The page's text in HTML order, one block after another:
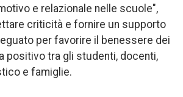
e relazionale nelle scuole",
criticità e fornire un supporto
per favorire il benessere dei
positivo tra gli studenti, docenti,
e famiglie.